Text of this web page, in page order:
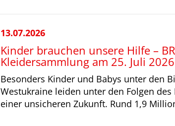
13.07.2026
Kinder brauchen unsere Hilfe –
Kleidersammlung am 25. Juli
Besonders Kinder und Babys unter den
Westukraine leiden unter den Folgen
einer unsicheren Zukunft. Rund 1,9